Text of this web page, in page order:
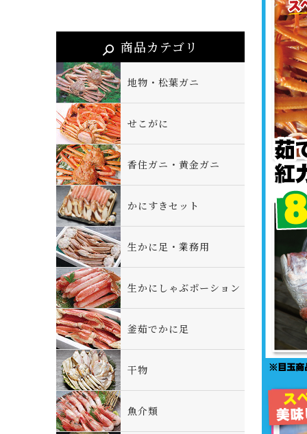
商品カテゴリ
地物・松葉ガニ
せこがに
香住ガニ・黄金ガニ
かにすきセット
生かに足・業務用
生かにしゃぶポーション
釜茹でかに足
干物
魚介類